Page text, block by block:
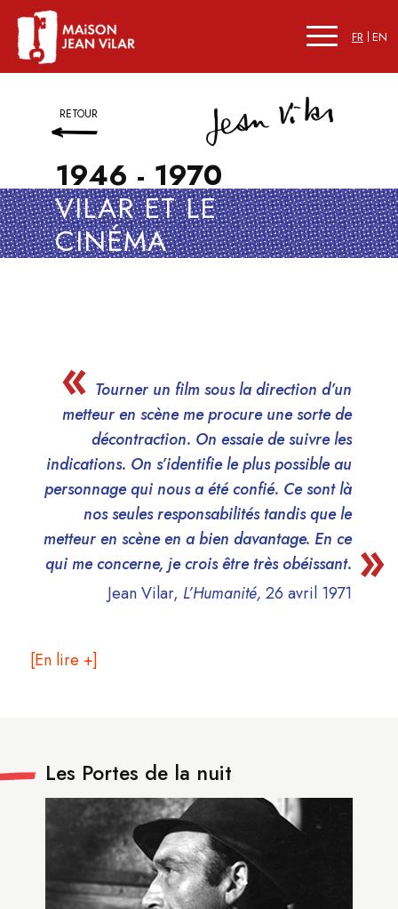
FR EN
RETOUR
1946 - 1970
VILAR ET LE
CINÉMA
Tourner un film sous la direction d’un
metteur en scène me procure une sorte de
décontraction. On essaie de suivre les
indications. On s’identifie le plus possible au
personnage qui nous a été confié. Ce sont là
nos seules responsabilités tandis que le
metteur en scène en a bien davantage. En ce
qui me concerne, je crois être très obéissant.
Jean Vilar, L’Humanité,26 avril 1971
[En lire +]
Les Portes de la nuit